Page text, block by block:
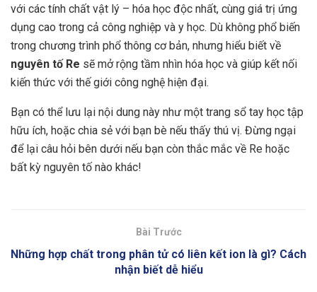
với các tính chất vật lý – hóa học độc nhất, cùng giá trị ứng
dụng cao trong cả công nghiệp và y học. Dù không phổ biến
trong chương trình phổ thông cơ bản, nhưng hiểu biết về
nguyên tố Re sẽ mở rộng tầm nhìn hóa học và giúp kết nối
kiến thức với thế giới công nghệ hiện đại.
Bạn có thể lưu lại nội dung này như một trang sổ tay học tập
hữu ích, hoặc chia sẻ với bạn bè nếu thấy thú vị. Đừng ngại
để lại câu hỏi bên dưới nếu bạn còn thắc mắc về Re hoặc
bất kỳ nguyên tố nào khác!
Bài Trước
Những hợp chất trong phân tử có liên kết ion là gì? Cách
nhận biết dễ hiểu